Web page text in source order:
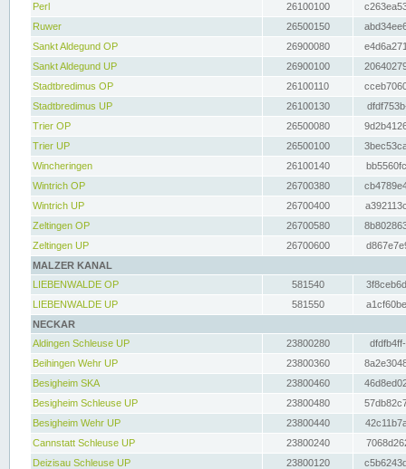
Perl
26100100
Ruwer
26500150
Sankt Aldegund OP
26900080
Sankt Aldegund UP
26900100
Stadtbredimus OP
26100110
Stadtbredimus UP
26100130
Trier OP
26500080
Trier UP
26500100
Wincheringen
26100140
Wintrich OP
26700380
Wintrich UP
26700400
Zeltingen OP
26700580
Zeltingen UP
26700600
MALZER KANAL
LIEBENWALDE OP
581540
LIEBENWALDE UP
581550
NECKAR
Aldingen Schleuse UP
23800280
Beihingen Wehr UP
23800360
Besigheim SKA
23800460
Besigheim Schleuse UP
23800480
Besigheim Wehr UP
23800440
Cannstatt Schleuse UP
23800240
Deizisau Schleuse UP
23800120